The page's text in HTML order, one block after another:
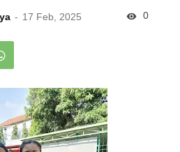
17 Feb, 2025 0